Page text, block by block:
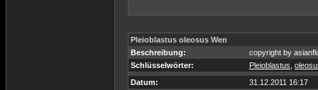
Pleioblastus oleosus Wen
Beschreibung:
copyright by
Schlüsselwörter:
Pleioblastus
Datum:
31.12.2011 16:17